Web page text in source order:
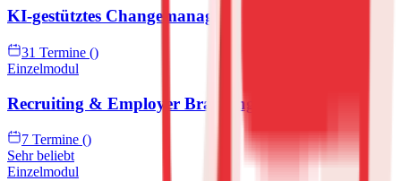
KI-gestütztes Changemanagement
31 Termine ()
Einzelmodul
Recruiting & Employer Branding
7 Termine ()
Sehr beliebt
Einzelmodul